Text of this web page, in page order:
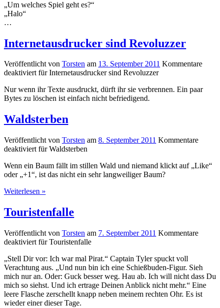
„Um welches Spiel geht es?“
„Halo“
…
Internetausdrucker sind Revoluzzer
Veröffentlicht von Torsten am 13. September 2011 Kommentare
deaktiviertfür Internetausdrucker sind Revoluzzer
Nur wenn ihr Texte ausdruckt, dürft ihr sie verbrennen. Ein paar
Bytes zu löschen ist einfach nicht befriedigend.
Waldsterben
Veröffentlicht von Torsten am 8. September 2011 Kommentare
deaktiviert für Waldsterben
Wenn ein Baum fällt im stillen Wald und niemand klickt auf „Like“
oder „+1“, ist das nicht ein sehr langweiliger Baum?
Weiterlesen »
Touristenfalle
Veröffentlicht von Torsten am 7. September 2011 Kommentare
deaktiviert für Touristenfalle
„Stell Dir vor: Ich war mal Pirat.“ Captain Tyler spuckt voll
Verachtung aus. „Und nun bin ich eine Schießbuden-Figur. Sieh
mich nur an. Oder: Guck besser weg. Hau ab. Ich will nicht dass Du
mich so siehst. Und ich ertrage Deinen Anblick nicht mehr.“ Eine
leere Flasche zerschellt knapp neben meinem rechten Ohr. Es ist
wieder einer dieser Tage.